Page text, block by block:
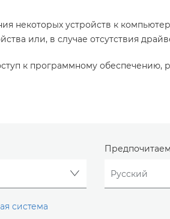
некоторых устройств к
или, в случае отсутствия
к программному обеспечению,
система